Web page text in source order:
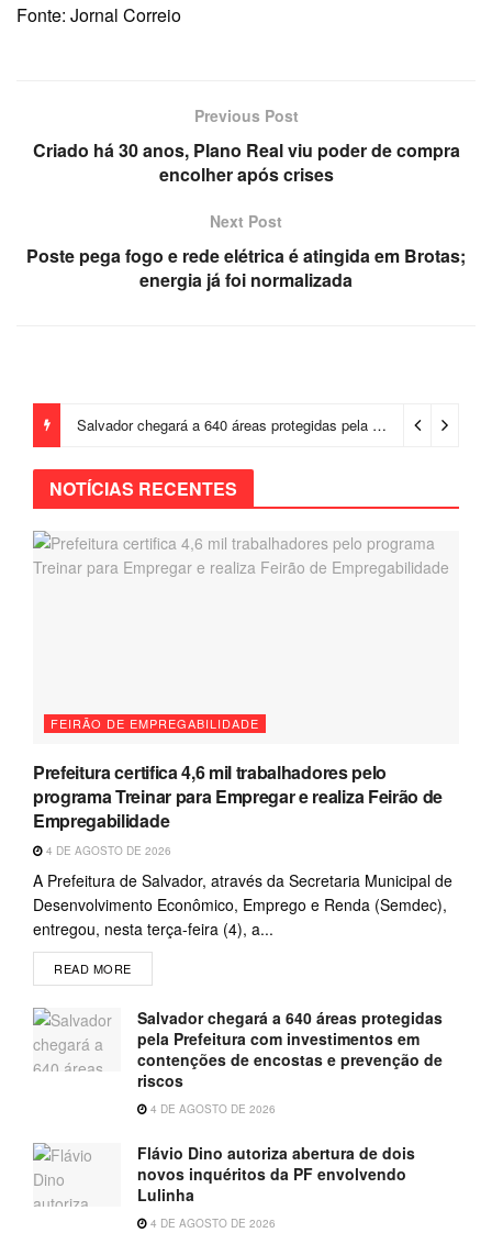
Fonte: Jornal Correio
Previous Post
Criado há 30 anos, Plano Real viu poder de compra
encolher após crises
Next Post
Poste pega fogo e rede elétrica é atingida em Brotas;
energia já foi normalizada
Salvador chegará a 640 áreas protegidas pela Prefeitura com investimentos em contenções de encostas e prevenção de riscos
NOTÍCIAS RECENTES
FEIRÃO DE EMPREGABILIDADE
Prefeitura certifica 4,6 mil trabalhadores pelo
programa Treinar para Empregar e realiza Feirão de
Empregabilidade
4 DE AGOSTO DE 2026
A Prefeitura de Salvador, através da Secretaria Municipal de
Desenvolvimento Econômico, Emprego e Renda (Semdec),
entregou, nesta terça-feira (4), a...
READ MORE
Salvador chegará a 640 áreas protegidas
pela Prefeitura com investimentos em
contenções de encostas e prevenção de
riscos
4 DE AGOSTO DE 2026
Flávio Dino autoriza abertura de dois
novos inquéritos da PF envolvendo
Lulinha
4 DE AGOSTO DE 2026